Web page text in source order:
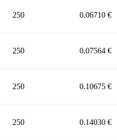
250 0.06710 €
250 0.07564 €
250 0.10675 €
250 0.14030 €